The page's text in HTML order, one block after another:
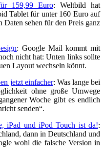
159,99 Euro: Weltbild hat
Tablet für unter 160 Euro auf
sehen für den Preis ganz
: Google Mail kommt mit
nicht hat: Unten links sollte
Layout wechseln könnt.
jetzt einfacher: Was lange bei
ohne große Umwege
Woche gibt es endlich
senden“.
iPad und iPod Touch ist da!:
dann in Deutschland und
wohl die falsche Version in